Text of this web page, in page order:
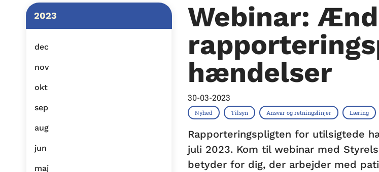
2023
dec
nov
okt
sep
aug
jun
maj
Webinar:
hændelser
30-03-2023
Nyhed Tilsyn Ansvar og retningslinjer Læring
Rapporteringspligten for utilsigtede
juli 2023. Kom til webinar med
betyder for dig, der arbejder med